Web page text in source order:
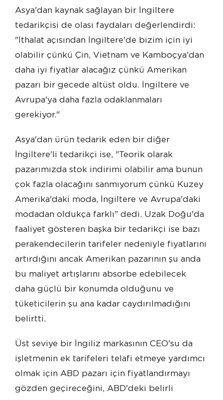
Asya'dan kaynak sağlayan bir İngiltere
tedarikçisi de olası faydaları değerlendirdi:
"İthalat açısından İngiltere'de bizim için iyi
olabilir çünkü Çin, Vietnam ve Kamboçya'dan
daha iyi fiyatlar alacağız çünkü Amerikan
pazarı bir gecede altüst oldu. İngiltere ve
Avrupa'ya daha fazla odaklanmaları
gerekiyor."
Asya'dan ürün tedarik eden bir diğer
İngiltere'li tedarikçi ise, "Teorik olarak
pazarımızda stok indirimi olabilir ama bunun
çok fazla olacağını sanmıyorum çünkü Kuzey
Amerika'daki moda, İngiltere ve Avrupa'daki
modadan oldukça farklı" dedi. Uzak Doğu'da
faaliyet gösteren başka bir tedarikçi ise bazı
perakendecilerin tarifeler nedeniyle fiyatlarını
artırdığını ancak Amerikan pazarının şu anda
bu maliyet artışlarını absorbe edebilecek
daha güçlü bir konumda olduğunu ve
tüketicilerin şu ana kadar caydırılmadığını
belirtti.
Üst seviye bir İngiliz markasının CEO'su da
işletmenin ek tarifeleri telafi etmeye yardımcı
olmak için ABD pazarı için fiyatlandırmayı
gözden geçireceğini, ABD'deki belirli